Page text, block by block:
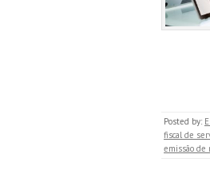
Posted by:
fiscal de
emissão de